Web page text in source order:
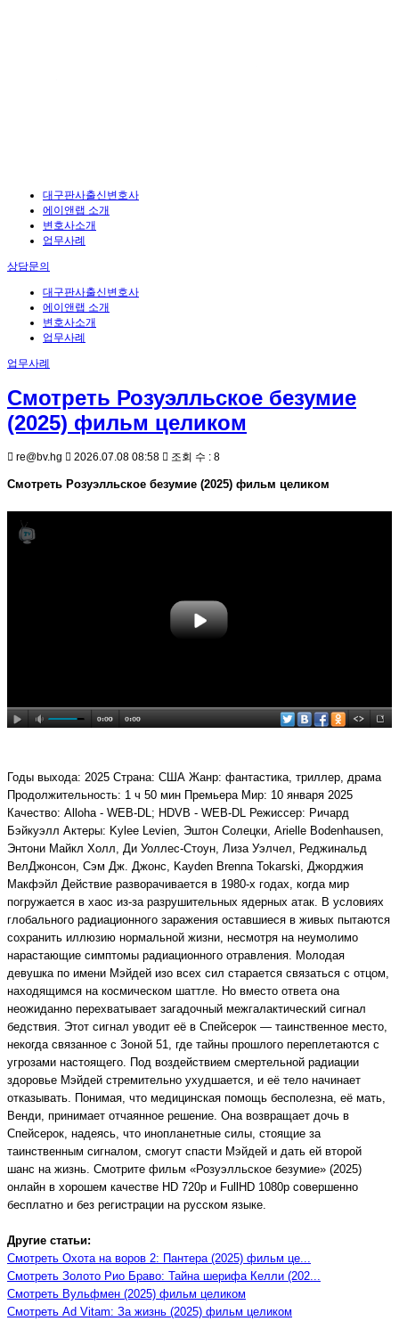
대구판사출신변호사
에이앤랩 소개
변호사소개
업무사례
상담문의
대구판사출신변호사
에이앤랩 소개
변호사소개
업무사례
업무사례
Смотреть Розуэлльское безумие
(2025) фильм целиком
re@bv.hg 2026.07.08 08:58 조회 수 : 8
Смотреть Розуэлльское безумие (2025) фильм целиком
Годы выхода: 2025 Страна: США Жанр: фантастика, триллер, драма
Продолжительность: 1 ч 50 мин Премьера Мир: 10 января 2025
Качество: Alloha - WEB-DL; HDVB - WEB-DL Режиссер: Ричард
Бэйкуэлл Актеры: Kylee Levien, Эштон Солецки, Arielle Bodenhausen,
Энтони Майкл Холл, Ди Уоллес-Стоун, Лиза Уэлчел, Реджинальд
ВелДжонсон, Сэм Дж. Джонс, Kayden Brenna Tokarski, Джорджия
Макфэйл Действие разворачивается в 1980-х годах, когда мир
погружается в хаос из-за разрушительных ядерных атак. В условиях
глобального радиационного заражения оставшиеся в живых пытаются
сохранить иллюзию нормальной жизни, несмотря на неумолимо
нарастающие симптомы радиационного отравления. Молодая
девушка по имени Мэйдей изо всех сил старается связаться с отцом,
находящимся на космическом шаттле. Но вместо ответа она
неожиданно перехватывает загадочный межгалактический сигнал
бедствия. Этот сигнал уводит её в Спейсерок — таинственное место,
некогда связанное с Зоной 51, где тайны прошлого переплетаются с
угрозами настоящего. Под воздействием смертельной радиации
здоровье Мэйдей стремительно ухудшается, и её тело начинает
отказывать. Понимая, что медицинская помощь бесполезна, её мать,
Венди, принимает отчаянное решение. Она возвращает дочь в
Спейсерок, надеясь, что инопланетные силы, стоящие за
таинственным сигналом, смогут спасти Мэйдей и дать ей второй
шанс на жизнь. Смотрите фильм «Розуэлльское безумие» (2025)
онлайн в хорошем качестве HD 720p и FullHD 1080p совершенно
бесплатно и без регистрации на русском языке.
Другие статьи:
Смотреть Охота на воров 2: Пантера (2025) фильм це...
Смотреть Золото Рио Браво: Тайна шерифа Келли (202...
Смотреть Вульфмен (2025) фильм целиком
Смотреть Ad Vitam: За жизнь (2025) фильм целиком